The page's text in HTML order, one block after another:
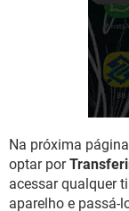
Na próxima
optar por
acessar qualquer
aparelho e passá-